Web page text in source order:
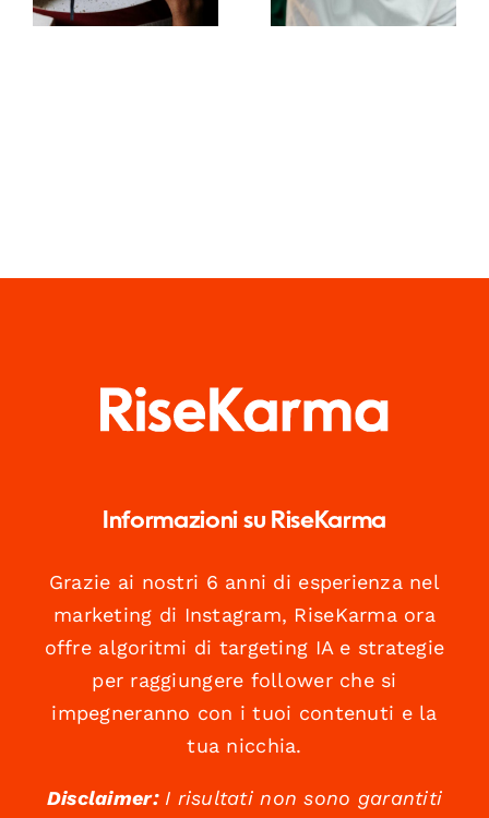
coinvolgenti
l’algoritmo
Informazioni su RiseKarma
Grazie ai nostri 6 anni di esperienza nel
marketing di Instagram, RiseKarma ora
offre algoritmi di targeting IA e strategie
per raggiungere follower che si
impegneranno con i tuoi contenuti e la
tua nicchia.
Disclaimer:I risultati non sono garantiti